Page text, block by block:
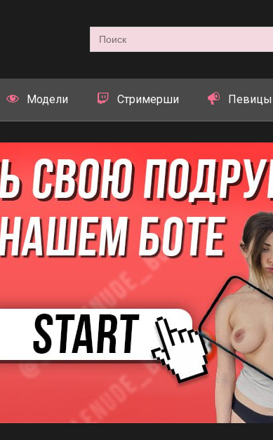
Search
for:
Модели Стримерши Певицы